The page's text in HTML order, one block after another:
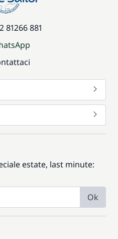
81266 881
estate, last minute:
Ok